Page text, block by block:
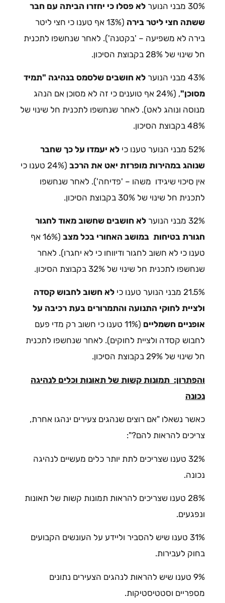
30% מבני הנוער
לא פסלו כי יחזרו הביתה עם חבר
ששתה חצי ליטר בירה
(13% אף טענו כי חצי ליטר
בירה לא משפיעה – 'בקטנה'). לאחר שנחשפו לתכנית
חל שינוי של 28% בקבוצת הסיכון.
43% מבני הנוער
לא חושבים שלסמס בנהיגה "תמיד
מסוכן"
, (24% אף טוענים כי זה לא מסוכן אם הנהג
מנוסה ונוהג לאט). לאחר שנחשפו לתכנית חל שינוי של
48% בקבוצת הסיכון.
52% מבני הנוער טענו כי
לא יעמדו על כך שחבר
שנוהג במהירות מופרזת יאט את הרכב
(24% טענו כי
אין סיכוי שיגידו משהו – 'פדיחה'). לאחר שנחשפו
לתכנית חל שינוי של 30% בקבוצת הסיכון.
32% מבני הנוער
לא חושבים שחשוב מאוד לחגור
חגורת בטיחות במושב האחורי בכל מצב
(16% אף
טענו כי לא חשוב לחגור ודיווחו כי לא יחגרו). לאחר
שנחשפו לתכנית חל שינוי של 32% בקבוצת הסיכון.
21.5% מבני הנוער טענו כי
לא חשוב לחבוש קסדה
ולציית לחוקי התנועה והתמרורים בעת רכיבה על
אופניים חשמליים
(11% טענו כי חשוב רק מדי פעם
לחבוש קסדה ולציית לחוקים). לאחר שנחשפו לתכנית
חל שינוי של 29% בקבוצת הסיכון.
והפתרון: תמונות קשות של תאונות וכלים לנהיגה
נכונה
כאשר נשאלו "אם רוצים שנהגים צעירים ינהגו אחרת,
צריכים להראות להם?":
32% טענו שצריכים לתת יותר כלים מעשיים לנהיגה
נכונה.
28% טענו שצריכים להראות תמונות קשות של תאונות
ונפגעים.
31% טענו שיש להסביר וליידע על העונשים הקבועים
בחוק לעבירות.
9% טענו שיש להראות לנהגים הצעירים נתונים
מספריים וסטטיסטיקות.